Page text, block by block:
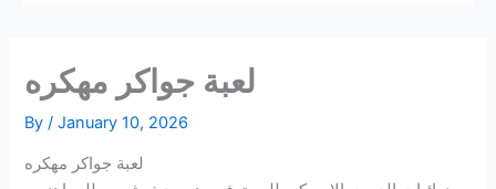
لعبة جواكر مهكره
By/January 10, 2026
لعبة جواكر مهكره